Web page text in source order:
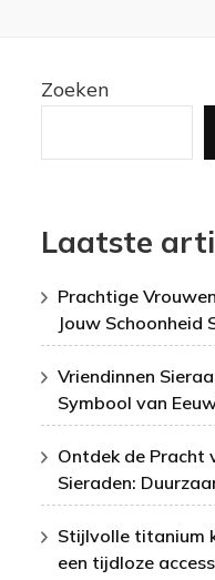
Zoeken
Laatste
Prachtige
Jouw Schoonheid
Vriendinnen
Symbool van
Ontdek de Pracht
Sieraden:
Stijlvolle titanium
een tijdloze